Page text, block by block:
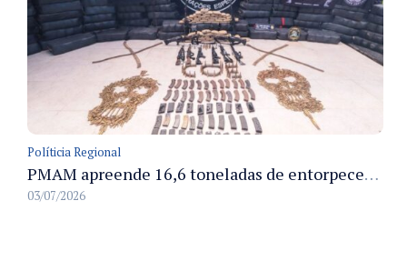
Políticia Regional
PMAM apreende 16,6 toneladas de entorpecentes e registra aumento nas prisões em flagrante e nas capturas de foragidos no primeiro semestre de 2026
03/07/2026